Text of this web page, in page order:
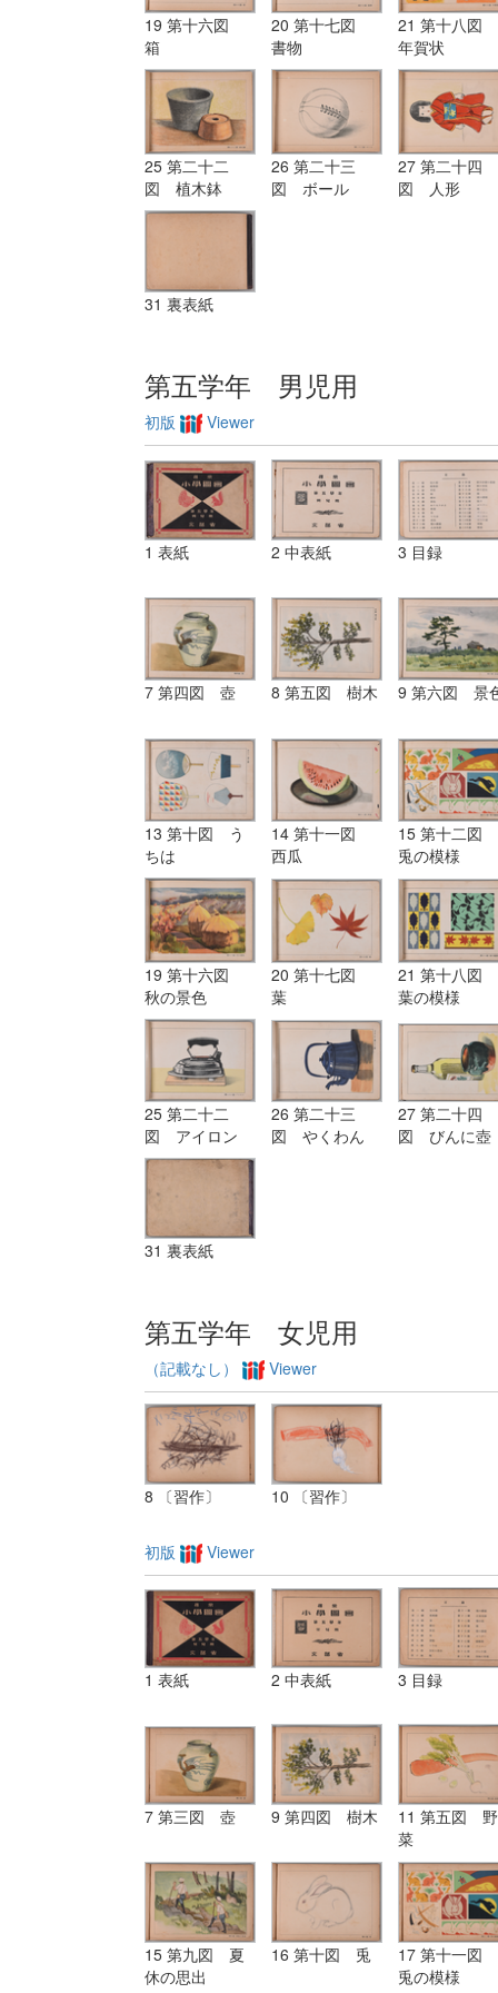
19 第十六図
箱
20 第十七図
書物
21 第十八図
年賀状
25 第二十二
図 植木鉢
26 第二十三
図 ボール
27 第二十四
図 人形
31 裏表紙
第五学年 男児用
初版 Viewer
1 表紙 2 中表紙 3 目録
7 第四図 壺 8 第五図 樹木 9 第六図 景
13 第十図 う
ちは
14 第十一図
西瓜
15 第十二図
兎の模様
19 第十六図
秋の景色
20 第十七図
葉
21 第十八図
葉の模様
25 第二十二
図 アイロン
26 第二十三
図 やくわん
27 第二十四
図 びんに壺
31 裏表紙
第五学年 女児用
（記載なし） Viewer
8 〔習作〕 10 〔習作〕
初版 Viewer
1 表紙 2 中表紙 3 目録
7 第三図 壺 9 第四図 樹木
11 第五図 野
菜
15 第九図 夏
休の思出
16 第十図 兎
17 第十一図
兎の模様